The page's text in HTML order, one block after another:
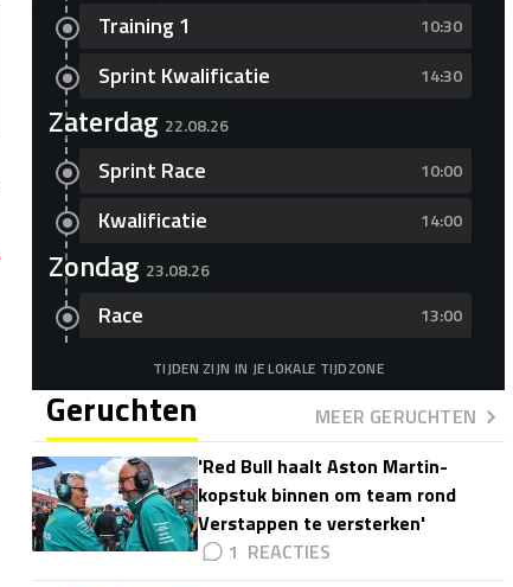
Training 1 10:30
Sprint Kwalificatie 14:30
Zaterdag 22.08.26
Sprint Race 10:00
Kwalificatie 14:00
Zondag 23.08.26
Race 13:00
TIJDEN ZIJN IN JE LOKALE TIJDZONE
Geruchten
MEER GERUCHTEN
'Red Bull haalt Aston Martin-
kopstuk binnen om team rond
Verstappen te versterken'
1